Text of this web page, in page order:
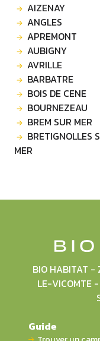
AIZENAY
ANGLES
APREMONT
AUBIGNY
AVRILLE
BARBATRE
BOIS DE CENE
BOURNEZEAU
BREM SUR MER
BRETIGNOLLES SUR
MER
BIO HABITAT
LE-VICOMTE
Guide